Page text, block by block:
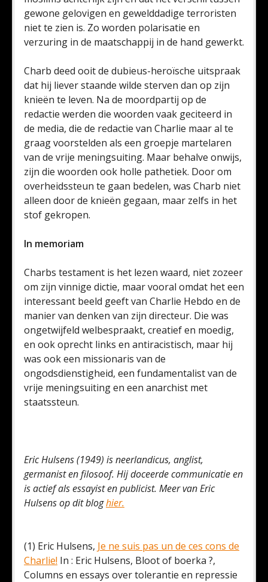
gewone gelovigen en gewelddadige terroristen
niet te zien is. Zo worden polarisatie en
verzuring in de maatschappij in de hand gewerkt.
Charb deed ooit de dubieus-heroïsche uitspraak
dat hij liever staande wilde sterven dan op zijn
knieën te leven. Na de moordpartij op de
redactie werden die woorden vaak geciteerd in
de media, die de redactie van Charlie maar al te
graag voorstelden als een groepje martelaren
van de vrije meningsuiting. Maar behalve onwijs,
zijn die woorden ook holle pathetiek. Door om
overheidssteun te gaan bedelen, was Charb niet
alleen door de knieën gegaan, maar zelfs in het
stof gekropen.
In memoriam
Charbs testament is het lezen waard, niet zozeer
om zijn vinnige dictie, maar vooral omdat het een
interessant beeld geeft van Charlie Hebdo en de
manier van denken van zijn directeur. Die was
ongetwijfeld welbespraakt, creatief en moedig,
en ook oprecht links en antiracistisch, maar hij
was ook een missionaris van de
ongodsdienstigheid, een fundamentalist van de
vrije meningsuiting en een anarchist met
staatssteun.
Eric Hulsens (1949) is neerlandicus, anglist,
germanist en filosoof. Hij doceerde communicatie en
is actief als essayist en publicist. Meer van Eric
Hulsens op dit bloghier.
(1) Eric Hulsens, Je ne suis pas un de ces cons de
Charlie! In : Eric Hulsens, Bloot of boerka ?,
Columns en essays over tolerantie en repressie